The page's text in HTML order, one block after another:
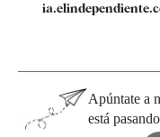
Apúntate a
está pasando